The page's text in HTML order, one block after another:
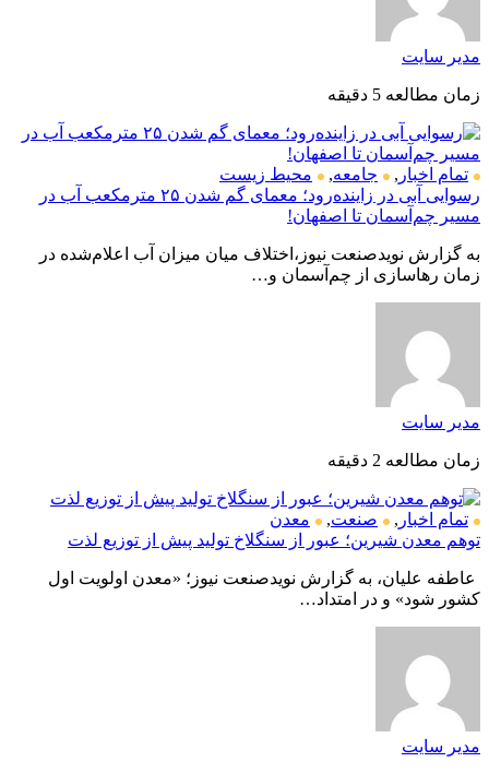
مدیر سایت
زمان مطالعه 5 دقیقه
تمام اخبار , جامعه,
محیط زیست
رسوایی آبی در زاینده‌رود؛ معمای گم شدن ۲۵ مترمکعب آب در
مسیر چم‌آسمان تا اصفهان!
به گزارش نویدصنعت نیوز،اختلاف میان میزان آب اعلام‌شده در
زمان رهاسازی از چم‌آسمان و…
مدیر سایت
زمان مطالعه 2 دقیقه
تمام اخبار , صنعت,
معدن
توهم معدن شیرین؛ عبور از سنگلاخ تولید پیش از توزیع لذت
عاطفه علیان، به گزارش نویدصنعت نیوز؛ «معدن اولویت اول
کشور شود» و در امتداد…
مدیر سایت